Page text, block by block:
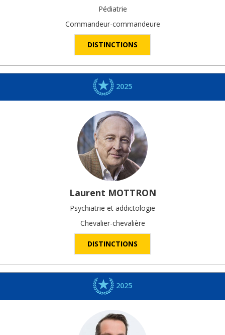
Pédiatrie
Commandeur-commandeure
DISTINCTIONS
2025
Laurent MOTTRON
Psychiatrie et addictologie
Chevalier-chevalière
DISTINCTIONS
2025